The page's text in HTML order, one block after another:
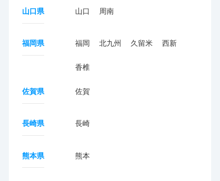
山口県 山口 周南
福岡県 福岡 北九州 久留米 西新
香椎
佐賀県 佐賀
長崎県 長崎
熊本県 熊本